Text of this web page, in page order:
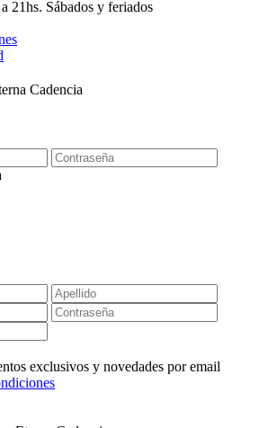
21hs. Sábados y feriados
Cadencia
exclusivos y novedades por email